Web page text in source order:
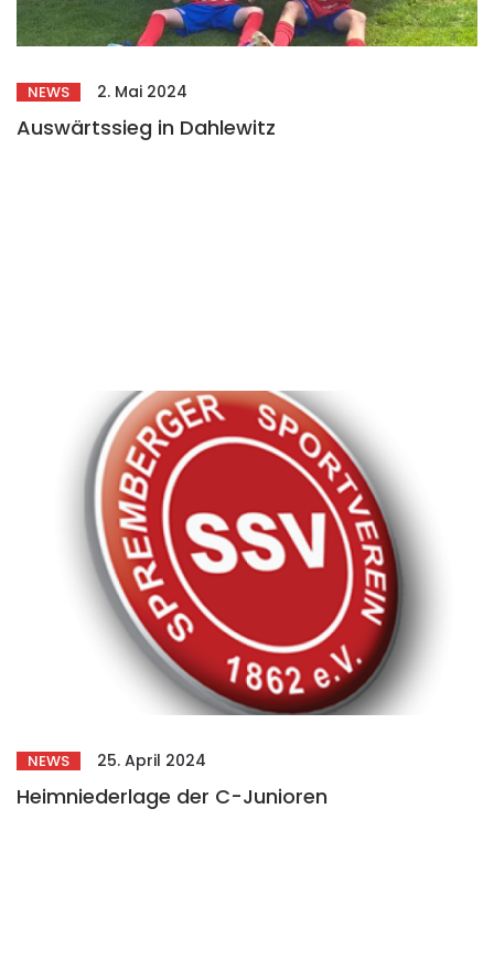
NEWS 2. Mai 2024
Auswärtssieg in Dahlewitz
NEWS 25. April 2024
Heimniederlage der C-Junioren